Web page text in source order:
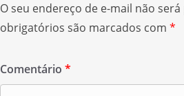
O seu endereço de e-mail não
obrigatórios são marcados com *
Comentário *